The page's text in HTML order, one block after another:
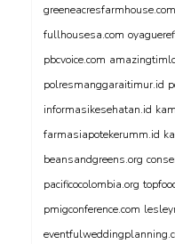
greeneacresfarmhouse.com
fullhousesa.com
pbcvoice.com
polresmanggaraitimur.id
informasikesehatan.id
farmasiapotekerumm.id
beansandgreens.org
pacificocolombia.org
pmigconference.com